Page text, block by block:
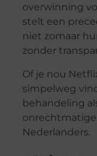
overwinning
stelt een
niet zomaar
zonder
Of je nou
simpelweg
behandeling
Nederlanders.